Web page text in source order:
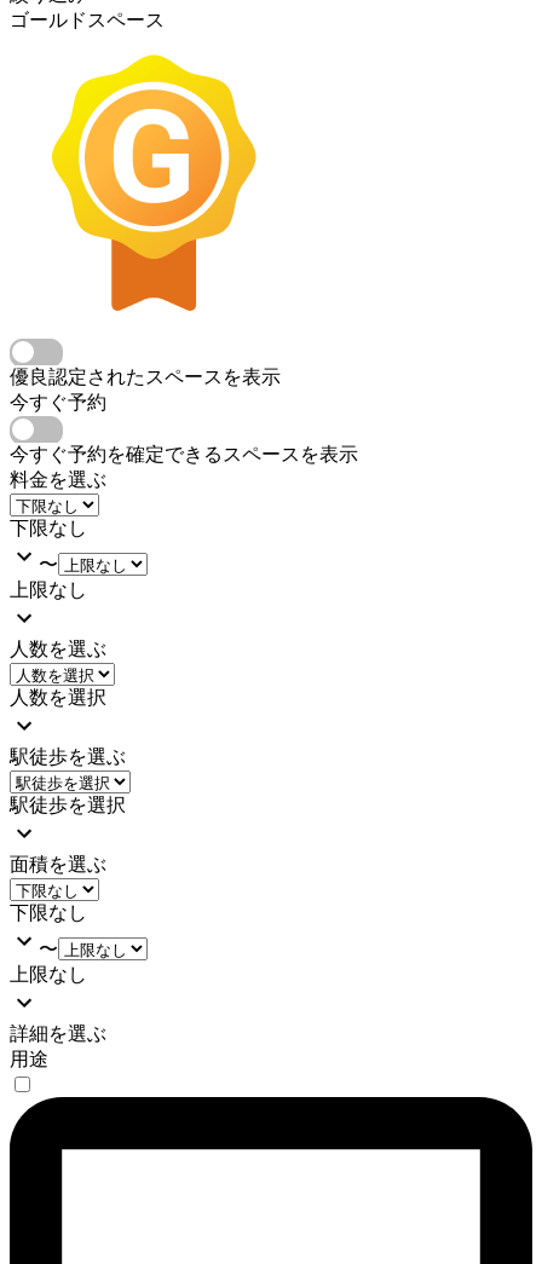
ゴールドスペース
優良認定されたスペースを表示
今すぐ予約
今すぐ予約を確定できるスペースを表示
料金を選ぶ
下限なし
〜
上限なし
人数を選ぶ
人数を選択
駅徒歩を選ぶ
駅徒歩を選択
面積を選ぶ
下限なし
〜
上限なし
詳細を選ぶ
用途